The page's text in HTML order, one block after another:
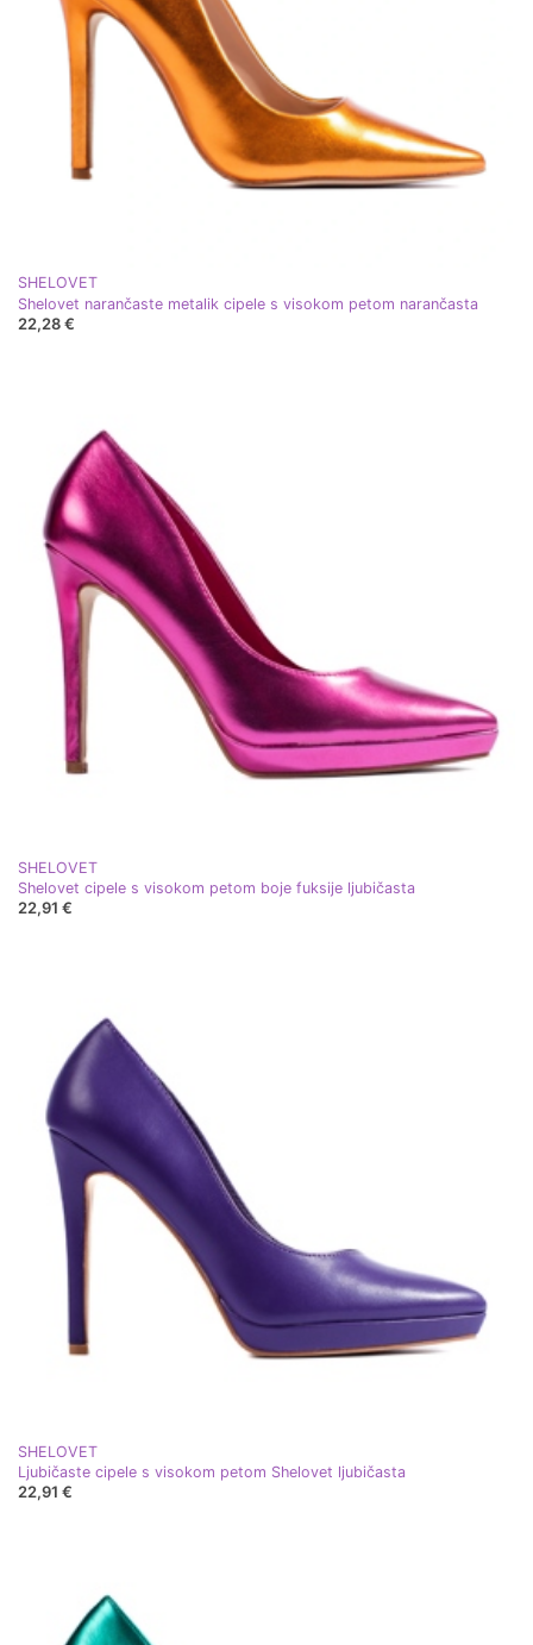
SHELOVET
Shelovet narančaste metalik cipele s visokom petom narančasta
22,28 €
SHELOVET
Shelovet cipele s visokom petom boje fuksije ljubičasta
22,91 €
SHELOVET
Ljubičaste cipele s visokom petom Shelovet ljubičasta
22,91 €